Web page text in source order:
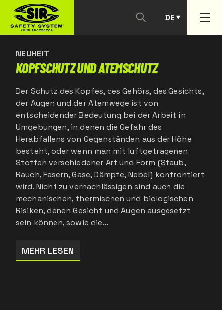
DE
PT
NEUHEIT
KOPFSCHUTZ UND ATEMSCHUTZ
Der Schutz des Kopfes, des Gehörs, des Gesichts,
der Augen und der Atemwege ist von
entscheidender Bedeutung bei der Arbeit in
Umgebungen, in denen die Gefahr des
Herabfallens von Gegenständen aus der Höhe
besteht, oder wenn man mit luftgetragenen
Stoffen verschiedener Art und Form (Staub,
Rauch, Fasern, Gase, Dämpfe, Nebel) konfrontiert
wird. Nicht zu vernachlässigen sind auch die
mechanischen, thermischen und biologischen
Risiken, denen Gesicht und Augen ausgesetzt
sein können, sowie die…
MEHR LESEN
KONTAKTIEREN SIE UNS